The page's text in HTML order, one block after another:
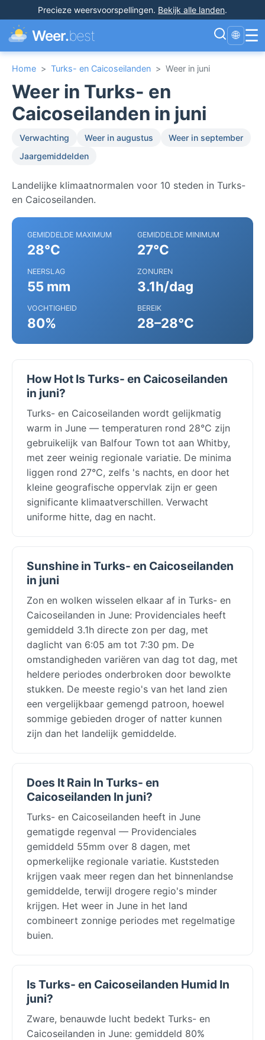
Precieze weersvoorspellingen. Bekijk alle landen.
Weer.best 🌐 ☰
Home > Turks- en Caicoseilanden > Weer in juni
Weer in Turks- en
Caicoseilanden in juni
Verwachting Weer in augustus
Weer in september
Jaargemiddelden
Landelijke klimaatnormalen voor 10 steden in Turks-
en Caicoseilanden.
GEMIDDELDE MAXIMUM
28°C
GEMIDDELDE MINIMUM
27°C
NEERSLAG
55 mm
ZONUREN
3.1h/dag
VOCHTIGHEID
80%
BEREIK
28–28°C
How Hot Is Turks- en Caicoseilanden
in juni?
Turks- en Caicoseilanden wordt gelijkmatig
warm in June — temperaturen rond 28°C zijn
gebruikelijk van Balfour Town tot aan Whitby,
met zeer weinig regionale variatie. De minima
liggen rond 27°C, zelfs 's nachts, en door het
kleine geografische oppervlak zijn er geen
significante klimaatverschillen. Verwacht
uniforme hitte, dag en nacht.
Sunshine in Turks- en Caicoseilanden
in juni
Zon en wolken wisselen elkaar af in Turks- en
Caicoseilanden in June: Providenciales heeft
gemiddeld 3.1h directe zon per dag, met
daglicht van 6:05 am tot 7:30 pm. De
omstandigheden variëren van dag tot dag, met
heldere periodes onderbroken door bewolkte
stukken. De meeste regio's van het land zien
een vergelijkbaar gemengd patroon, hoewel
sommige gebieden droger of natter kunnen
zijn dan het landelijk gemiddelde.
Does It Rain In Turks- en
Caicoseilanden In juni?
Turks- en Caicoseilanden heeft in June
gematigde regenval — Providenciales
gemiddeld 55mm over 8 dagen, met
opmerkelijke regionale variatie. Kuststeden
krijgen vaak meer regen dan het binnenlandse
gemiddelde, terwijl drogere regio's minder
krijgen. Het weer in June in het land
combineert zonnige periodes met regelmatige
buien.
Is Turks- en Caicoseilanden Humid In
juni?
Zware, benauwde lucht bedekt Turks- en
Caicoseilanden in June: gemiddeld 80%